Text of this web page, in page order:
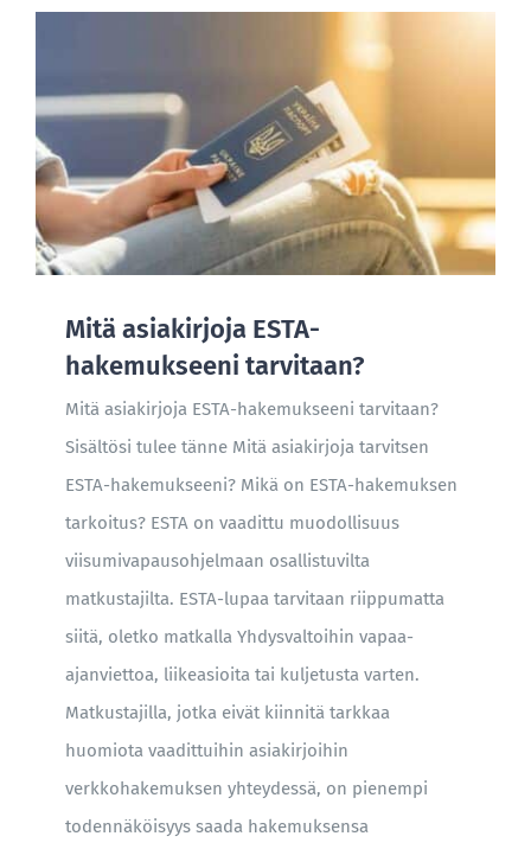
Mitä asiakirjoja ESTA-
hakemukseeni tarvitaan?
Mitä asiakirjoja ESTA-hakemukseeni tarvitaan?
Sisältösi tulee tänne Mitä asiakirjoja tarvitsen
ESTA-hakemukseeni? Mikä on ESTA-hakemuksen
tarkoitus? ESTA on vaadittu muodollisuus
viisumivapausohjelmaan osallistuvilta
matkustajilta. ESTA-lupaa tarvitaan riippumatta
siitä, oletko matkalla Yhdysvaltoihin vapaa-
ajanviettoa, liikeasioita tai kuljetusta varten.
Matkustajilla, jotka eivät kiinnitä tarkkaa
huomiota vaadittuihin asiakirjoihin
verkkohakemuksen yhteydessä, on pienempi
todennäköisyys saada hakemuksensa